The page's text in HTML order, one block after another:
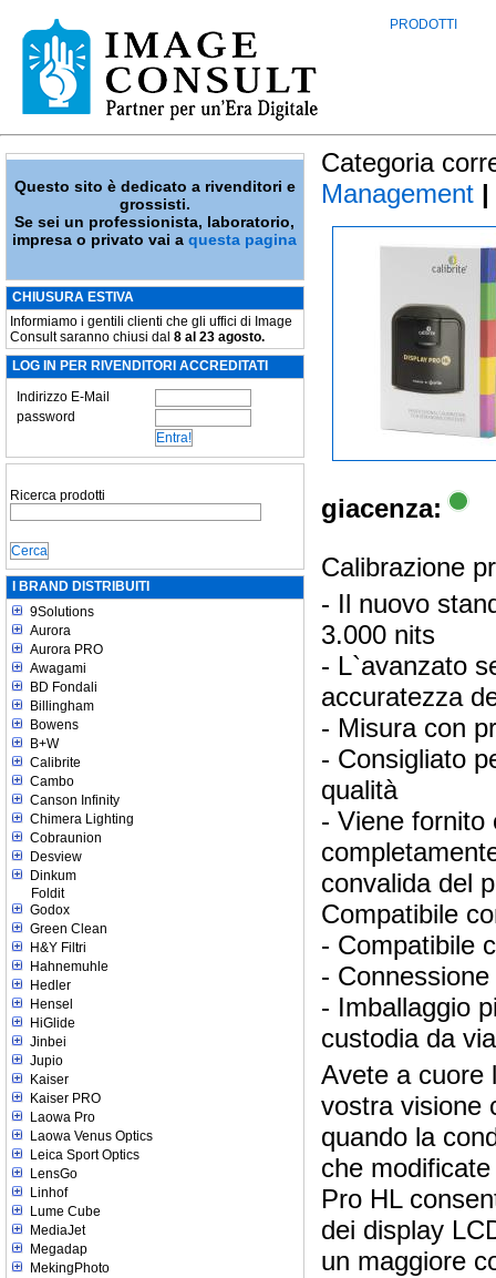
PRODOTTI
Questo sito è dedicato a rivenditori e
grossisti.
Se sei un professionista, laboratorio,
impresa o privato vai aquesta pagina
CHIUSURA ESTIVA
Informiamo i gentili clienti che gli uffici di Image
Consult saranno chiusi dal 8 al 23 agosto.
LOG IN PER RIVENDITORI ACCREDITATI
Indirizzo E-Mail
password
Ricerca prodotti
I BRAND DISTRIBUITI
9Solutions
Aurora
Aurora PRO
Awagami
BD Fondali
Billingham
Bowens
B+W
Calibrite
Cambo
Canson Infinity
Chimera Lighting
Cobraunion
Desview
Dinkum
Foldit
Godox
Green Clean
H&Y Filtri
Hahnemuhle
Hedler
Hensel
HiGlide
Jinbei
Jupio
Kaiser
Kaiser PRO
Laowa Pro
Laowa Venus Optics
Leica Sport Optics
LensGo
Linhof
Lume Cube
MediaJet
Megadap
MekingPhoto
Categoria
Management |
giacenza:
Calibrazione
- Il nuovo
3.000 nits
- L`avanzato
accuratezza
- Misura con
- Consigliato
qualità
- Viene fornito
convalida del
Compatibile
- Compatibile
-
- Imballaggio
custodia da
Avete a cuore
vostra visione
quando la
che
Pro HL
dei display
un maggiore